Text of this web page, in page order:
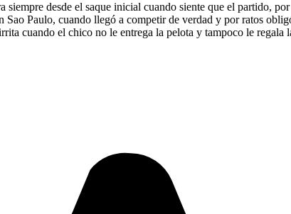
desde el saque inicial cuando siente que el partido,
Paulo, cuando llegó a competir de verdad y por ratos
cuando el chico no le entrega la pelota y tampoco le regala